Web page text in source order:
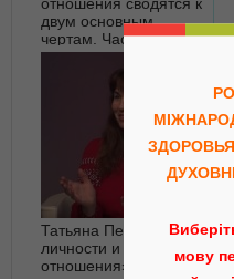
двум основным
чертам. Часть 2
Татьяна Педан: «Типы
личности и
отношения» Ч.2
мову